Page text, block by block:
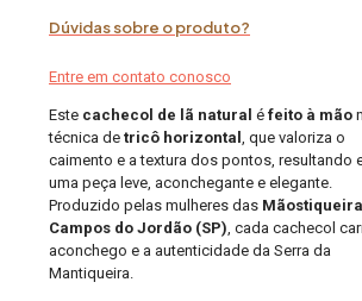
Dúvidas sobre o produto?
Entre em contato conosco
Este cachecol de lã natural é feito à mão
técnica de tricô horizontal , que valoriza o
caimento e a textura dos pontos, resultando
uma peça leve, aconchegante e elegante.
Produzido pelas mulheres das
Campos do Jordão (SP), cada cachecol
aconchego e a autenticidade da Serra da
Mantiqueira.